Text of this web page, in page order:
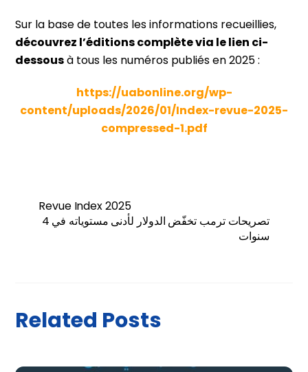
Sur la base de toutes les informations recueillies,
découvrez l’éditions complète via le lien ci-
dessousà tous les numéros publiés en 2025 :
https://uabonline.org/wp-
content/uploads/2026/01/Index-revue-2025-
compressed-1.pdf
Revue Index 2025
تصريحات ترمب تخفّض الدولار لأدنى مستوياته في 4
سنوات
Related Posts